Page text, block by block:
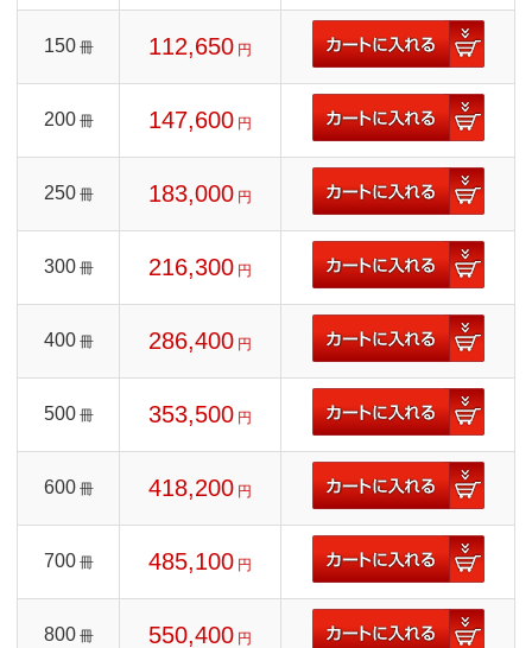
150 冊 112,650 円
200 冊 147,600 円
250 冊 183,000 円
300 冊 216,300 円
400 冊 286,400 円
500 冊 353,500 円
600 冊 418,200 円
700 冊 485,100 円
800 冊 550,400 円